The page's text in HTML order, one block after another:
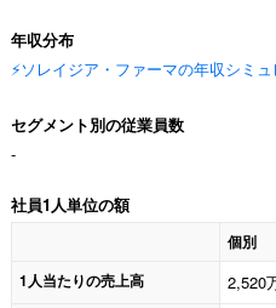
年収分布
⚡️ソレイジア・ファーマの年収シミ
セグメント別の従業員数
-
社員1人単位の額
個別
1人当たりの売上高
2,520